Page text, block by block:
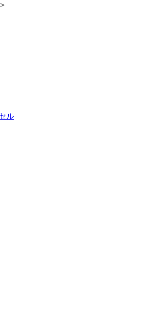
ル